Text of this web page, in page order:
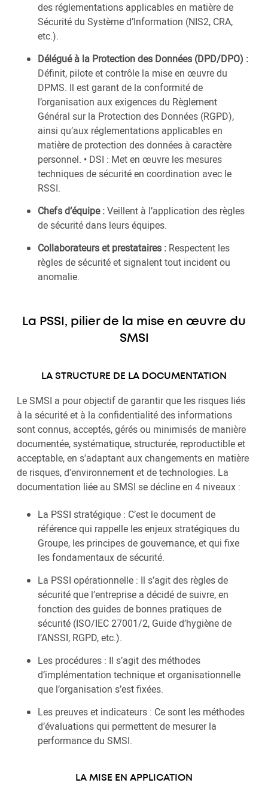
des réglementations applicables en matière de
Sécurité du Système d’Information (NIS2, CRA,
etc.).
Délégué à la Protection des Données (DPD/DPO) :
Définit, pilote et contrôle la mise en œuvre du
DPMS. Il est garant de la conformité de
l’organisation aux exigences du Règlement
Général sur la Protection des Données (RGPD),
ainsi qu’aux réglementations applicables en
matière de protection des données à caractère
personnel. • DSI : Met en œuvre les mesures
techniques de sécurité en coordination avec le
RSSI.
Chefs d’équipe :Veillent à l’application des règles
de sécurité dans leurs équipes.
Collaborateurs et prestataires : Respectent les
règles de sécurité et signalent tout incident ou
anomalie.
La PSSI, pilier de la mise en œuvre du
SMSI
LA STRUCTURE DE LA DOCUMENTATION
Le SMSI a pour objectif de garantir que les risques liés
à la sécurité et à la confidentialité des informations
sont connus, acceptés, gérés ou minimisés de manière
documentée, systématique, structurée, reproductible et
acceptable, en s'adaptant aux changements en matière
de risques, d'environnement et de technologies. La
documentation liée au SMSI se décline en 4 niveaux :
La PSSI stratégique : C’est le document de
référence qui rappelle les enjeux stratégiques du
Groupe, les principes de gouvernance, et qui fixe
les fondamentaux de sécurité.
La PSSI opérationnelle : Il s’agit des règles de
sécurité que l’entreprise a décidé de suivre, en
fonction des guides de bonnes pratiques de
sécurité (ISO/IEC 27001/2, Guide d’hygiène de
l’ANSSI, RGPD, etc.).
Les procédures : Il s’agit des méthodes
d’implémentation technique et organisationnelle
que l’organisation s’est fixées.
Les preuves et indicateurs : Ce sont les méthodes
d’évaluations qui permettent de mesurer la
performance du SMSI.
LA MISE EN APPLICATION